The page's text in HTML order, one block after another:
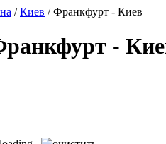
/Киев / Франкфурт - Киев
-